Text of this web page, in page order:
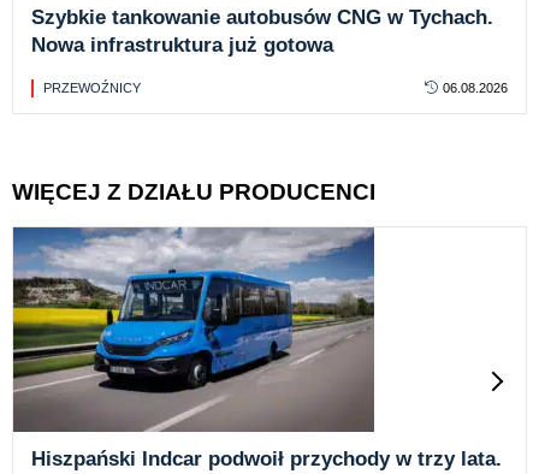
Szybkie tankowanie autobusów CNG w Tychach.
Nowa infrastruktura już gotowa
PRZEWOŹNICY 06.08.2026
WIĘCEJ Z DZIAŁU PRODUCENCI
Hiszpański Indcar podwoił przychody w trzy lata.